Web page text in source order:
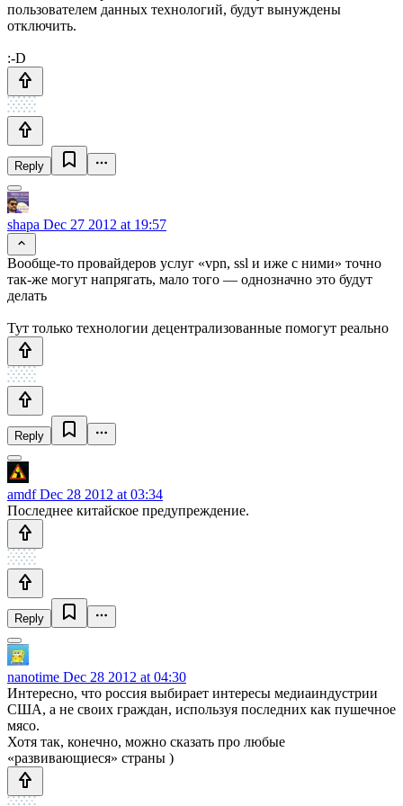
пользователем данных технологий, будут вынуждены
отключить.
:-D
Reply
shapa Dec 27 2012 at 19:57
Вообще-то провайдеров услуг «vpn, ssl и иже с ними» точно
так-же могут напрягать, мало того — однозначно это будут
делать
Тут только технологии децентрализованные помогут реально
Reply
amdfDec 28 2012 at 03:34
Последнее китайское предупреждение.
Reply
nanotime Dec 28 2012 at 04:30
Интересно, что россия выбирает интересы медиаиндустрии
США, а не своих граждан, используя последних как пушечное
мясо.
Хотя так, конечно, можно сказать про любые
«развивающиеся» страны )